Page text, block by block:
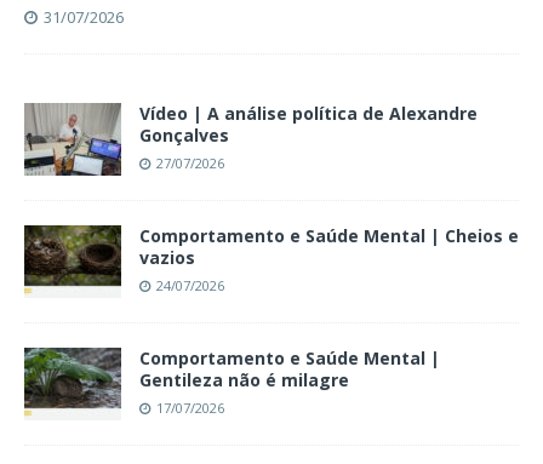
31/07/2026
Vídeo | A análise política de Alexandre
Gonçalves
27/07/2026
Comportamento e Saúde Mental | Cheios e
vazios
24/07/2026
Comportamento e Saúde Mental |
Gentileza não é milagre
17/07/2026